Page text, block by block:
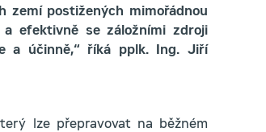
zemí postižených mimořádnou
a efektivně se záložními zdroji
a účinně,“ říká pplk. Ing. Jiří
lze přepravovat na běžném